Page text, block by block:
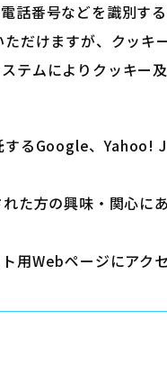
番号などを識別する
だけますが、クッキ
テムによりクッキー
るGoogle、Yahoo!
た方の興味・関心に
Webページにアク